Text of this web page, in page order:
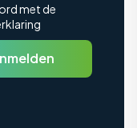
met de